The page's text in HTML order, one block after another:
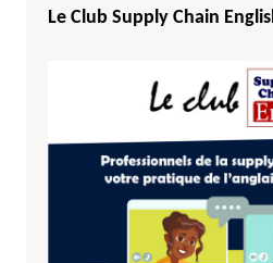
Le Club Supply Chain